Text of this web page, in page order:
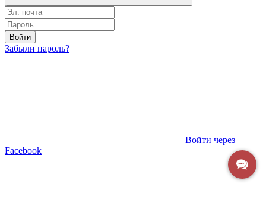
Войти
Забыли пароль?
Войти через
Facebook